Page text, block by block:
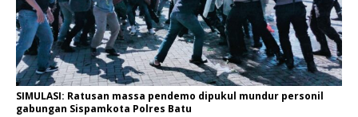
SIMULASI: Ratusan massa pendemo dipukul mundur personil
gabungan Sispamkota Polres Batu